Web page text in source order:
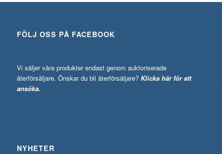
FÖLJ OSS PÅ FACEBOOK
Vi säljer våra produkter endast genom auktoriserade
återförsäljare. Önskar du bli återförsäljare? Klicka här för att
ansöka.
NYHETER